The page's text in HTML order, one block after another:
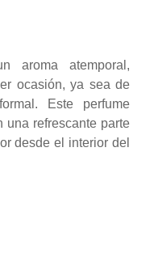
aroma atemporal,
ocasión, ya sea de
Este perfume
una refrescante parte
desde el interior del